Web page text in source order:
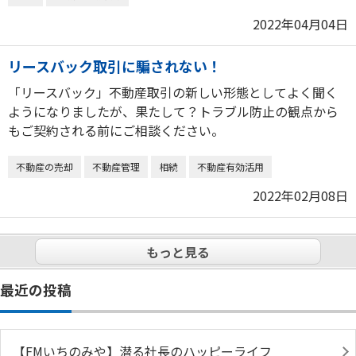
2022年04月04日
リースバック取引に騙されない！
「リースバック」不動産取引の新しい形態としてよく聞く
ようになりましたが、果たして？トラブル防止の観点から
もご契約される前にご相談ください。
不動産の売却 不動産管理 相続 不動産有効活用
2022年02月08日
もっと見る
最近の投稿
【FMいちのみや】潜る社長のハッピーライフ